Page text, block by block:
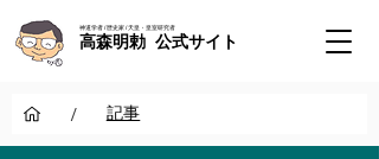
神道学者 / 歴史家 / 天皇・皇室研究者
高森明勅 公式サイト
/ 記事